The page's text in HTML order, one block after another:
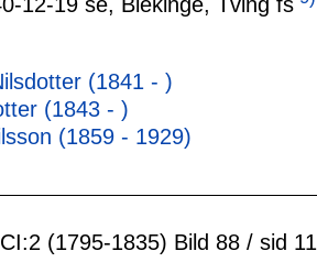
(1841 - )
(1843 - )
(1859 - 1929)
(1795-1835) Bild 88 / sid